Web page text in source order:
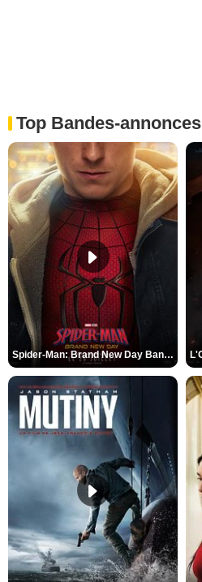
Top Bandes-annonces
Spider-Man: Brand New Day Bande-annonce VO STFR